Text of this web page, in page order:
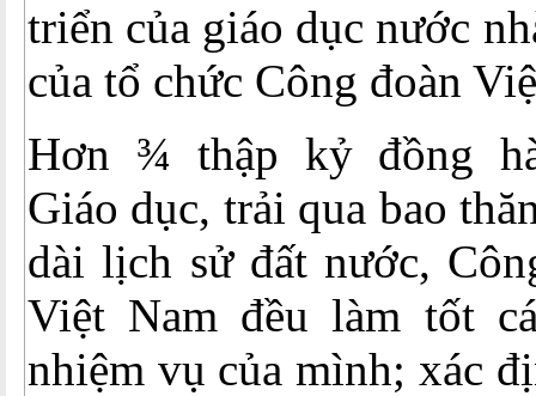
triển của giáo dục nước
của tổ chức Công đoàn
Hơn ¾ thập kỷ đồng
Giáo dục, trải qua bao
dài lịch sử đất nước,
Việt Nam đều làm tốt
nhiệm vụ của mình; xác